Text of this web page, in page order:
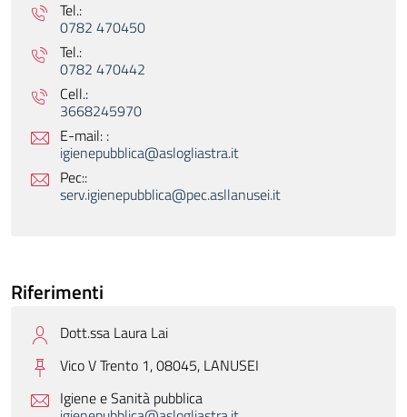
Tel.:
0782 470450
Tel.:
0782 470442
Cell.:
3668245970
E-mail: :
igienepubblica@aslogliastra.it
Pec::
serv.igienepubblica@pec.asllanusei.it
Riferimenti
Dott.ssa Laura Lai
Vico V Trento 1, 08045, LANUSEI
Igiene e Sanità pubblica